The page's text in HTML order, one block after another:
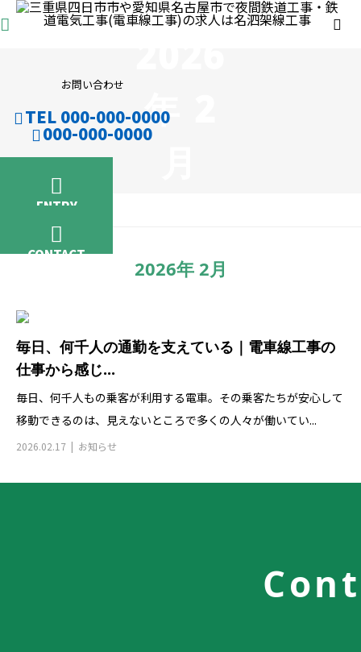
お問い合わせ
TEL 000-000-0000
000-000-0000
ENTRY
CONTACT
年 2
2026年 2月
毎日、何千人の通勤を支えている｜電車線工事の
仕事から感じ...
毎日、何千人もの乗客が利用する電車。その乗客たちが安心して
移動できるのは、見えないところで多くの人々が働いてい...
2026.02.17 お知らせ